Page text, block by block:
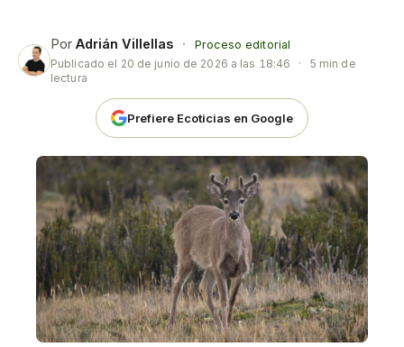
Por Adrián Villellas ·
Proceso editorial
Publicado el 20 de junio de 2026 a las 18:46 ·
5 min de
lectura
Prefiere Ecoticias en Google